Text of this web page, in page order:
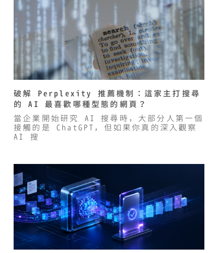
破解 Perplexity 推薦機制：這家主打搜尋
的 AI 最喜歡哪種型態的網頁？
當企業開始研究 AI 搜尋時，大部分人第一個
接觸的是 ChatGPT，但如果你真的深入觀察
AI 搜